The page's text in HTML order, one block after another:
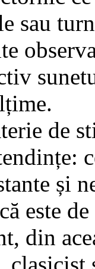
sau
de
și
este
din
clasicist